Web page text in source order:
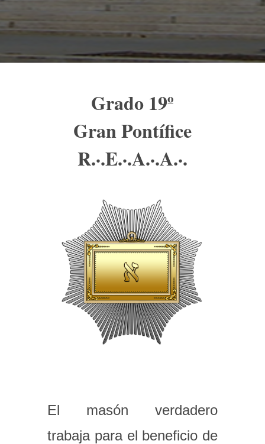
Grado 19º
Gran Pontífice
R.·.E.·.A.·.A.·.
El masón verdadero
trabaja para el beneficio de